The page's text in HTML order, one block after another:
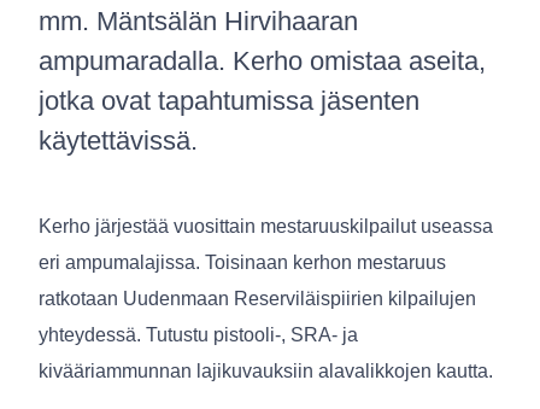
mm. Mäntsälän Hirvihaaran
ampumaradalla. Kerho omistaa aseita,
jotka ovat tapahtumissa jäsenten
käytettävissä.
Kerho järjestää vuosittain mestaruuskilpailut useassa
eri ampumalajissa. Toisinaan kerhon mestaruus
ratkotaan Uudenmaan Reserviläispiirien kilpailujen
yhteydessä. Tutustu pistooli-, SRA- ja
kivääriammunnan lajikuvauksiin alavalikkojen kautta.